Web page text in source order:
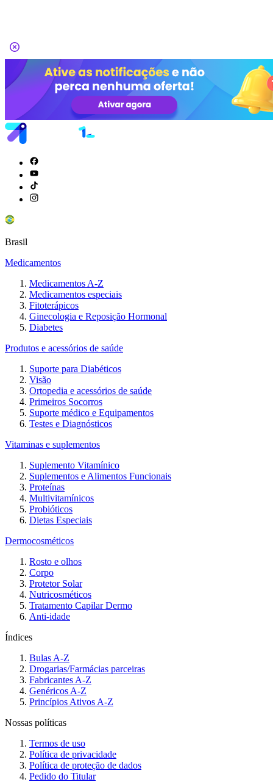
Brasil
Medicamentos
Medicamentos A-Z
Medicamentos especiais
Fitoterápicos
Ginecologia e Reposição Hormonal
Diabetes
Produtos e acessórios de saúde
Suporte para Diabéticos
Visão
Ortopedia e acessórios de saúde
Primeiros Socorros
Suporte médico e Equipamentos
Testes e Diagnósticos
Vitaminas e suplementos
Suplemento Vitamínico
Suplementos e Alimentos Funcionais
Proteínas
Multivitamínicos
Probióticos
Dietas Especiais
Dermocosméticos
Rosto e olhos
Corpo
Protetor Solar
Nutricosméticos
Tratamento Capilar Dermo
Anti-idade
Índices
Bulas A-Z
Drogarias/Farmácias parceiras
Fabricantes A-Z
Genéricos A-Z
Princípios Ativos A-Z
Nossas políticas
Termos de uso
Política de privacidade
Política de proteção de dados
Pedido do Titular